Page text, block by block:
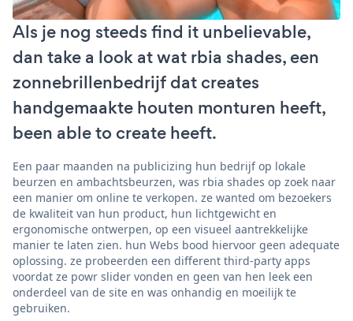
Als je nog steeds find it unbelievable,
dan take a look at wat rbia shades, een
zonnebrillenbedrijf dat creates
handgemaakte houten monturen heeft,
been able to create heeft.
Een paar maanden na publicizing hun bedrijf op lokale
beurzen en ambachtsbeurzen, was rbia shades op zoek naar
een manier om online te verkopen. ze wanted om bezoekers
de kwaliteit van hun product, hun lichtgewicht en
ergonomische ontwerpen, op een visueel aantrekkelijke
manier te laten zien. hun Webs bood hiervoor geen adequate
oplossing. ze probeerden een different third-party apps
voordat ze powr slider vonden en geen van hen leek een
onderdeel van de site en was onhandig en moeilijk te
gebruiken.